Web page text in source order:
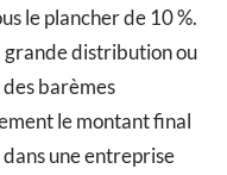
le plancher de 10 %.
grande distribution ou
barèmes
le montant final
une entreprise